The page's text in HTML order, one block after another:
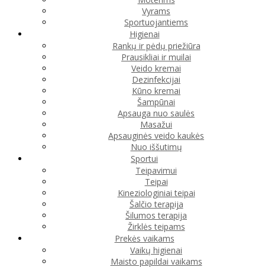
Vyrams
Sportuojantiems
Higienai
Rankų ir pėdų priežiūra
Prausikliai ir muilai
Veido kremai
Dezinfekcijai
Kūno kremai
Šampūnai
Apsauga nuo saulės
Masažui
Apsauginės veido kaukės
Nuo iššutimų
Sportui
Teipavimui
Teipai
Kineziologiniai teipai
Šalčio terapija
Šilumos terapija
Žirklės teipams
Prekės vaikams
Vaikų higienai
Maisto papildai vaikams